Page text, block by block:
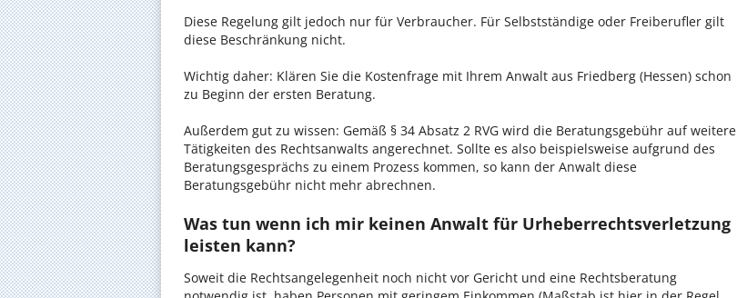
Diese Regelung gilt jedoch nur für Verbraucher. Für Selbstständige oder Freiberufler gilt
diese Beschränkung nicht.
Wichtig daher: Klären Sie die Kostenfrage mit Ihrem Anwalt aus Friedberg (Hessen) schon
zu Beginn der ersten Beratung.
Außerdem gut zu wissen: Gemäß § 34 Absatz 2 RVG wird die Beratungsgebühr auf weitere
Tätigkeiten des Rechtsanwalts angerechnet. Sollte es also beispielsweise aufgrund des
Beratungsgesprächs zu einem Prozess kommen, so kann der Anwalt diese
Beratungsgebühr nicht mehr abrechnen.
Was tun wenn ich mir keinen Anwalt für Urheberrechtsverletzung
leisten kann?
Soweit die Rechtsangelegenheit noch nicht vor Gericht und eine Rechtsberatung